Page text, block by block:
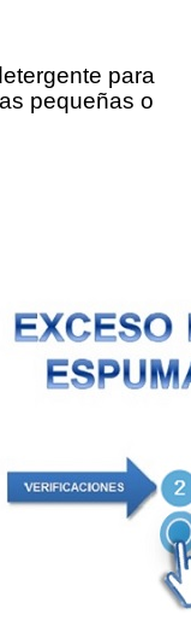
para
pequeñas o